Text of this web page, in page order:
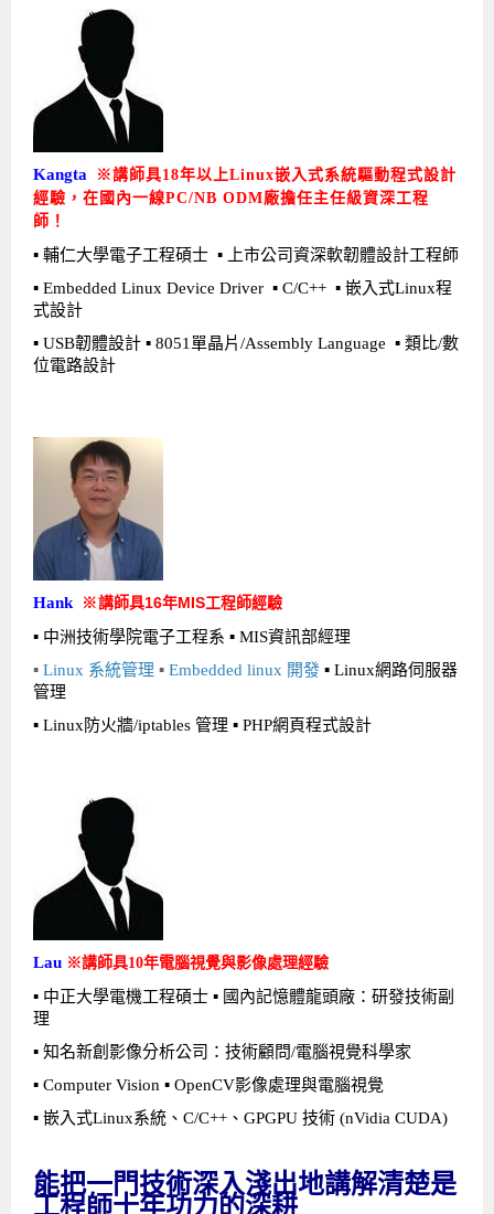
Kangta
※講師具18年以上Linux嵌入式系統驅動程式設計
經驗，在國內一線PC/NB ODM廠擔任主任級資深工程
師！
▪ 輔仁大學電子工程碩士 ▪ 上市公司資深軟韌體設計工程師
▪ Embedded Linux Device Driver ▪ C/C++ ▪ 嵌入式Linux程
式設計
▪ USB韌體設計 ▪ 8051單晶片/Assembly Language ▪ 類比/數
位電路設計
Hank ※講師具16年MIS工程師經驗
▪ 中洲技術學院電子工程系 ▪ MIS資訊部經理
▪ Linux 系統管理 ▪ Embedded linux 開發 ▪ Linux網路伺服器
管理
▪ Linux防火牆/iptables 管理 ▪ PHP網頁程式設計
Lau ※講師具10年電腦視覺與影像處理經驗
▪ 中正大學電機工程碩士 ▪ 國內記憶體龍頭廠：研發技術副
理
▪ 知名新創影像分析公司：技術顧問/電腦視覺科學家
▪ Computer Vision ▪ OpenCV影像處理與電腦視覺
▪ 嵌入式Linux系統、C/C++、GPGPU 技術 (nVidia CUDA)
能把一門技術深入淺出地講解清楚是
工程師十年功力的深耕